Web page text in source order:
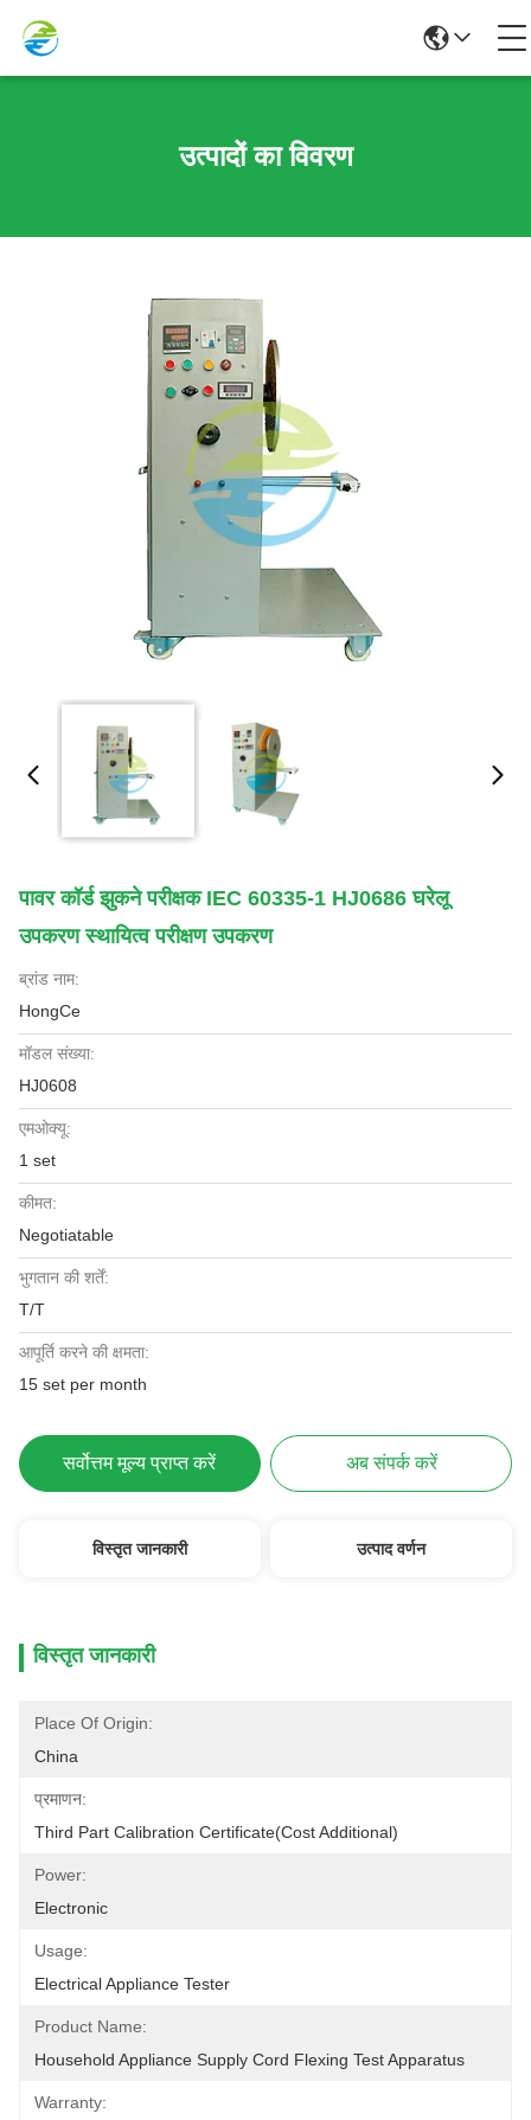
उत्पादों का विवरण
पावर कॉर्ड झुकने परीक्षक IEC 60335-1 HJ0686 घरेलू
उपकरण स्थायित्व परीक्षण उपकरण
ब्रांड नाम:
HongCe
मॉडल संख्या:
HJ0608
एमओक्यू:
1 set
कीमत:
Negotiatable
भुगतान की शर्तें:
T/T
आपूर्ति करने की क्षमता:
15 set per month
सर्वोत्तम मूल्य प्राप्त करें अब संपर्क करें
विस्तृत जानकारी उत्पाद वर्णन
विस्तृत जानकारी
Place Of Origin:
China
प्रमाणन:
Third Part Calibration Certificate(cost Additional)
Power:
Electronic
Usage:
Electrical Appliance Tester
Product Name:
Household Appliance Supply Cord Flexing Test Apparatus
Warranty: